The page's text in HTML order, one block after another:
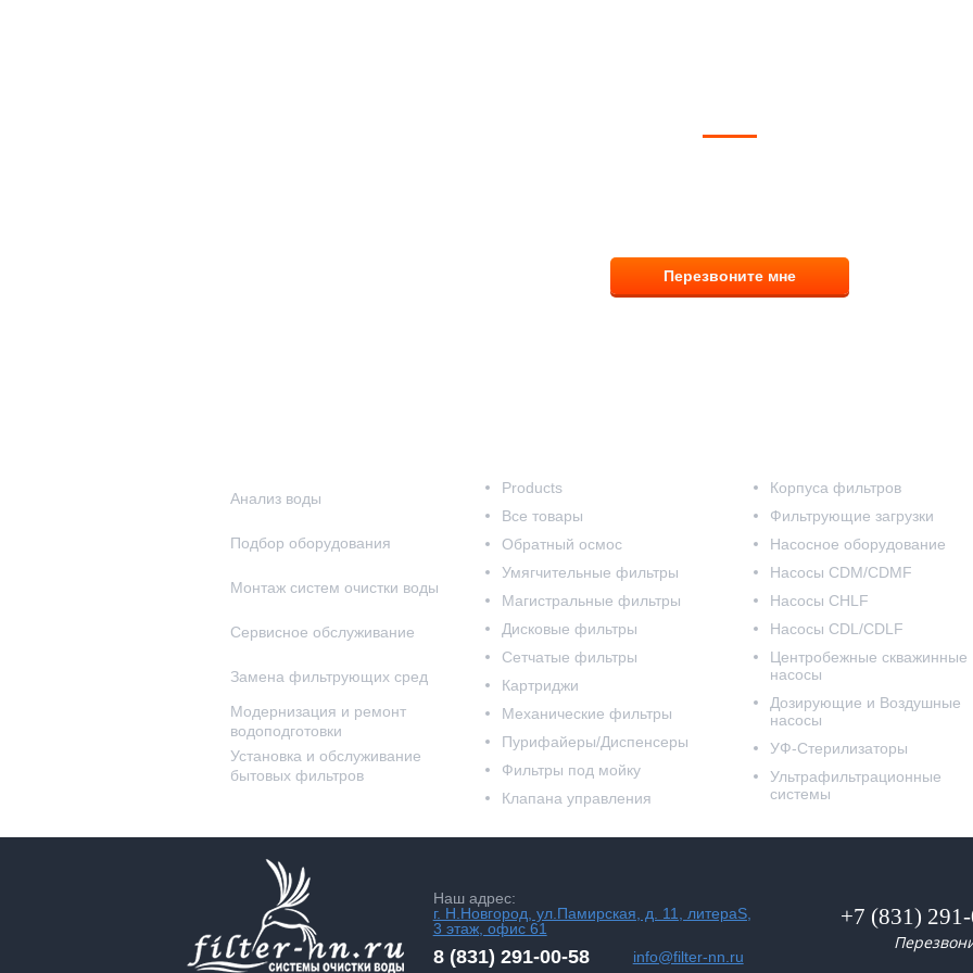
Перезвоните мне
Анализ воды
Подбор оборудования
Монтаж систем очистки воды
Сервисное обслуживание
Замена фильтрующих сред
Модернизация и ремонт
водоподготовки
Установка и обслуживание
бытовых фильтров
Products
Все товары
Обратный осмос
Умягчительные фильтры
Магистральные фильтры
Дисковые фильтры
Сетчатые фильтры
Картриджи
Механические фильтры
Пурифайеры/Диспенсеры
Фильтры под мойку
Клапана управления
Корпуса фильтров
Фильтрующие загрузки
Насосное оборудование
Насосы CDM/CDMF
Насосы CHLF
Насосы CDL/CDLF
Центробежные скважинные
насосы
Дозирующие и Воздушные
насосы
УФ-Стерилизаторы
Ультрафильтрационные
системы
Наш адрес:
г. Н.Новгород, ул.Памирская, д. 11, литераS,
3 этаж, офис 61
8 (831) 291-00-58 info@filter-nn.ru
+7 (831)